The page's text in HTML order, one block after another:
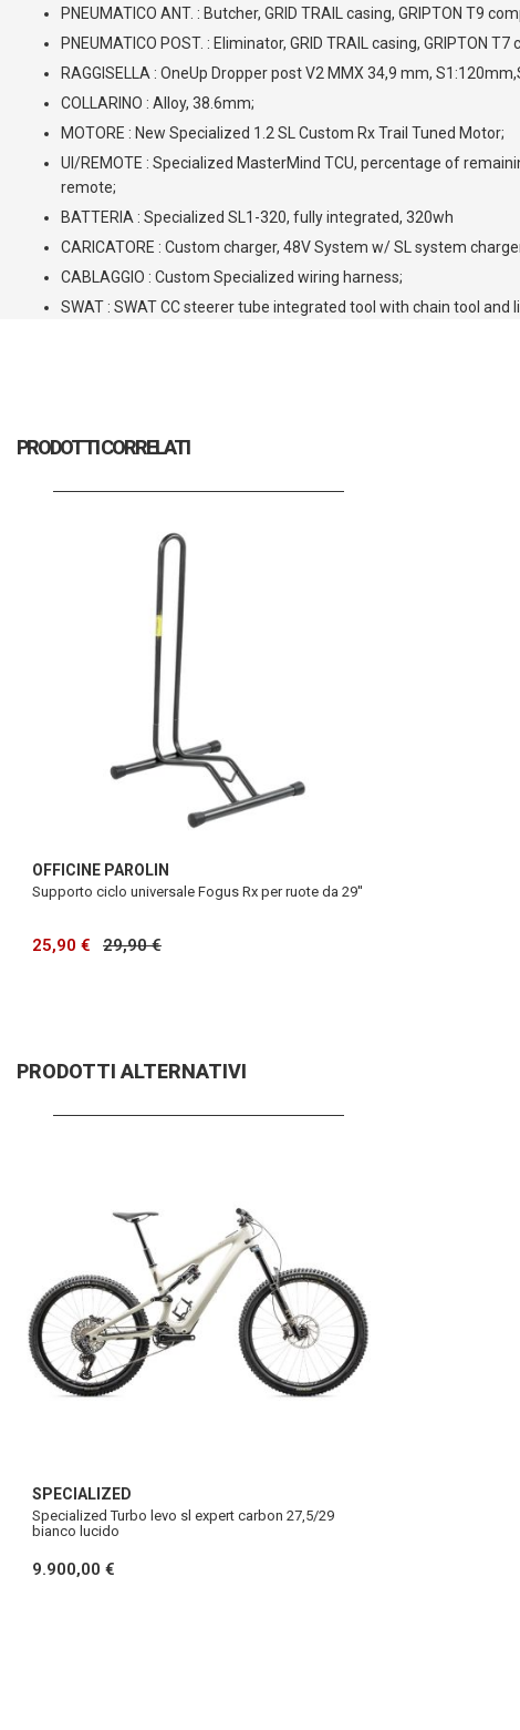
PNEUMATICO ANT. : Butcher, GRID TRAIL casing, GRIPTON T9
PNEUMATICO POST. : Eliminator, GRID TRAIL casing, GRIPTON
RAGGISELLA : OneUp Dropper post V2 MMX 34,9 mm,
COLLARINO : Alloy, 38.6mm;
MOTORE : New Specialized 1.2 SL Custom Rx Trail Tuned Motor;
UI/REMOTE : Specialized MasterMind TCU, percentage of
remote;
BATTERIA : Specialized SL1-320, fully integrated, 320wh
CARICATORE : Custom charger, 48V System w/ SL system
CABLAGGIO : Custom Specialized wiring harness;
SWAT : SWAT CC steerer tube integrated tool with chain tool and
PRODOTTI CORRELATI
OFFICINE PAROLIN
Supporto ciclo universale Fogus Rx per ruote da 29''
25,90 € 29,90 €
PRODOTTI ALTERNATIVI
SPECIALIZED
Specialized Turbo levo sl expert carbon 27,5/29
bianco lucido
9.900,00 €